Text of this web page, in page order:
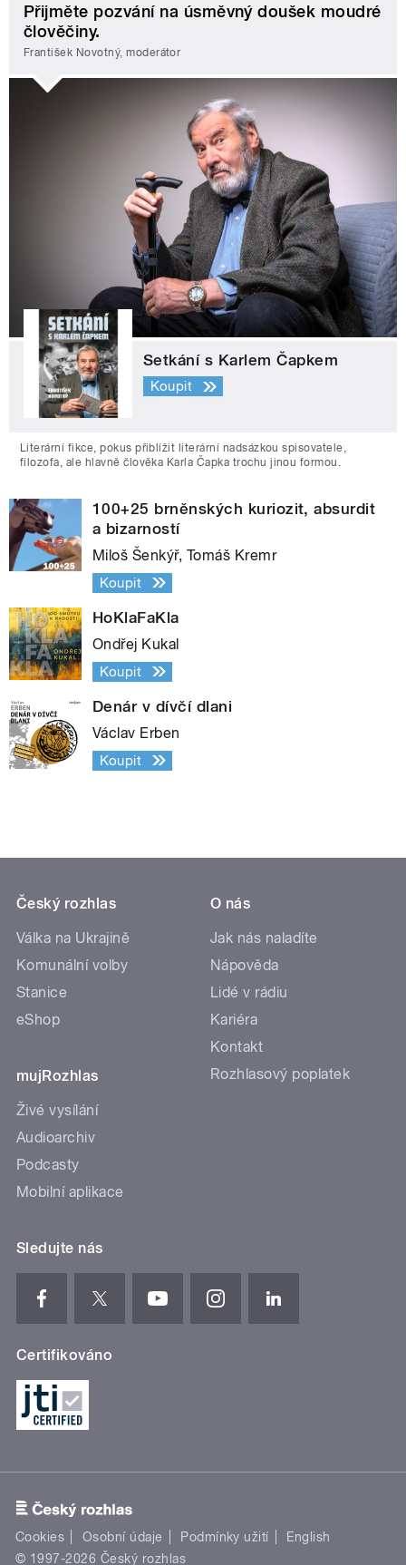
Přijměte pozvání na úsměvný doušek moudré
člověčiny.
František Novotný, moderátor
Setkání s Karlem Čapkem
Koupit
Literární fikce, pokus přiblížit literární nadsázkou spisovatele,
filozofa, ale hlavně člověka Karla Čapka trochu jinou formou.
100+25 brněnských kuriozit, absurdit
a bizarností
Miloš Šenkýř, Tomáš Kremr
Koupit
HoKlaFaKla
Ondřej Kukal
Koupit
Denár v dívčí dlani
Václav Erben
Koupit
Český rozhlas
Válka na Ukrajině
Komunální volby
Stanice
eShop
mujRozhlas
Živé vysílání
Audioarchiv
Podcasty
Mobilní aplikace
O nás
Jak nás naladíte
Nápověda
Lidé v rádiu
Kariéra
Kontakt
Rozhlasový poplatek
Sledujte nás
Certifikováno
Cookies Osobní údaje Podmínky užití
English
© 1997-2026 Český rozhlas